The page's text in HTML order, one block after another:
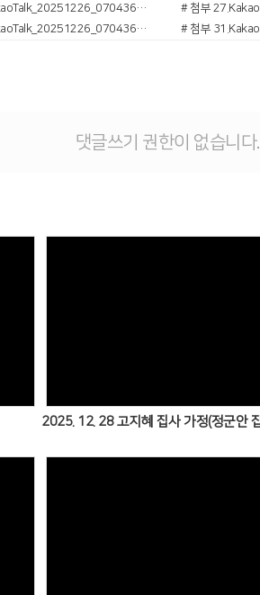
# 첨부 26.KakaoTalk_20251226_070436316_05.jpg
# 첨부 30.KakaoTalk_20251226_070436316.jpg
댓글쓰기 권한이 없습니다.